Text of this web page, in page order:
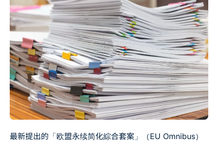
最新提出的「欧盟永续简化綜合套案」（EU Omnibus）